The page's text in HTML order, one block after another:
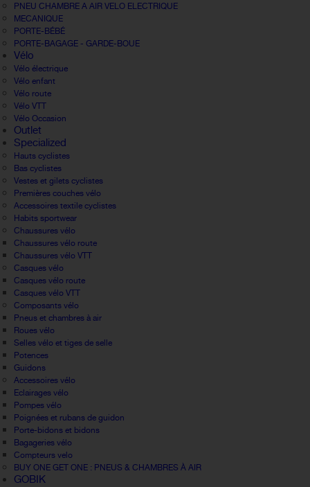
PNEU CHAMBRE A AIR VELO ELECTRIQUE
MECANIQUE
PORTE-BÉBÉ
PORTE-BAGAGE - GARDE-BOUE
Vélo
Vélo électrique
Vélo enfant
Vélo route
Vélo VTT
Vélo Occasion
Outlet
Specialized
Hauts cyclistes
Bas cyclistes
Vestes et gilets cyclistes
Premières couches vélo
Accessoires textile cyclistes
Habits sportwear
Chaussures vélo
Chaussures vélo route
Chaussures vélo VTT
Casques vélo
Casques vélo route
Casques vélo VTT
Composants vélo
Pneus et chambres à air
Roues vélo
Selles vélo et tiges de selle
Potences
Guidons
Accessoires vélo
Eclairages vélo
Pompes vélo
Poignées et rubans de guidon
Porte-bidons et bidons
Bagageries vélo
Compteurs velo
BUY ONE GET ONE : PNEUS & CHAMBRES À AIR
GOBIK